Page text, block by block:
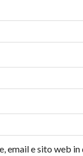
email e sito web